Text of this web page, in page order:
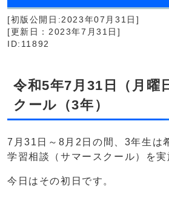
[初版公開日:2023年07月31日]
[更新日：2023年7月31日]
ID:11892
令和5年7月31日（月曜
クール（3年）
7月31日～8月2日の間、3年生は
学習相談（サマースクール）を実
今日はその初日です。